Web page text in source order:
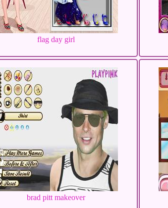
flag day girl
brad pitt makeover